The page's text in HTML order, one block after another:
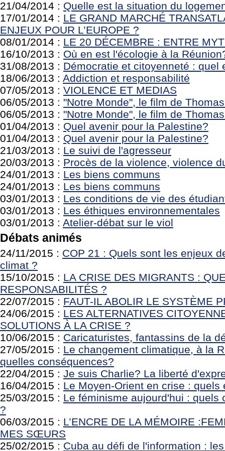
21/04/2014 : Quelle est la situation du
17/01/2014 : LE GRAND MARCHÉ
ENJEUX POUR L’EUROPE ?
08/01/2014 : LE 20 DÉCEMBRE : ENTRE
16/10/2013 : Où en est l'écologie à la
31/08/2013 : Démocratie et citoyenneté : quel
18/06/2013 : Addiction et responsabilité
07/05/2013 : VIOLENCE ET MEDIAS
06/05/2013 : "Notre Monde", le film de
06/05/2013 : "Notre Monde", le film de
01/04/2013 : Quel avenir pour la Palestine?
01/04/2013 : Quel avenir pour la Palestine?
21/03/2013 : Le suivi de l'agresseur
20/03/2013 : Procès de la violence, violence
24/01/2013 : Les biens communs
24/01/2013 : Les biens communs
03/01/2013 : Les conditions de vie des
03/01/2013 : Les éthiques environnementales
03/01/2013 : Atelier-débat sur le viol
Débats animés
24/11/2015 : COP 21 : Quels sont les enjeux
climat ?
15/10/2015 : LA CRISE DES MIGRANTS :
RESPONSABILITÉS ?
22/07/2015 : FAUT-IL ABOLIR LE SYSTÈME
24/06/2015 : LES ALTERNATIVES
SOLUTIONS À LA CRISE ?
10/06/2015 : Caricaturistes, fantassins de la
27/05/2015 : Le changement climatique, à la
quelles conséquences?
22/04/2015 : Je suis Charlie? La liberté
16/04/2015 : Le Moyen-Orient en crise : quels
25/03/2015 : Le féminisme aujourd'hui : quels
?
06/03/2015 : L’ENCRE DE LA MÉMOIRE
MES SŒURS
25/02/2015 : Cuba au défi de l'information :